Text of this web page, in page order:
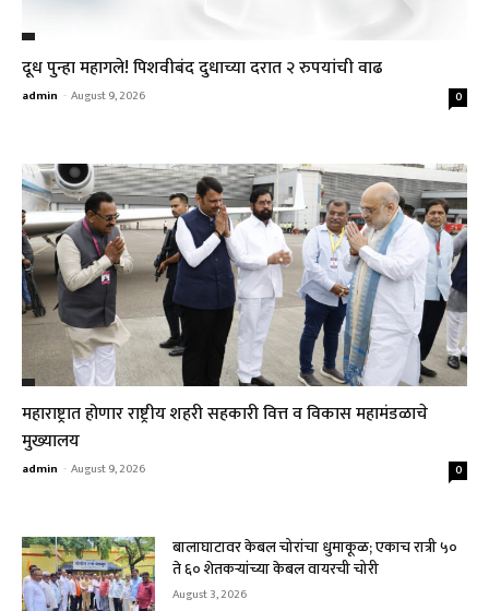
दूध पुन्हा महागले! पिशवीबंद दुधाच्या दरात २ रुपयांची वाढ
admin - August 9, 2026 0
महाराष्ट्रात होणार राष्ट्रीय शहरी सहकारी वित्त व विकास महामंडळाचे
मुख्यालय
admin - August 9, 2026 0
बालाघाटावर केबल चोरांचा धुमाकूळ; एकाच रात्री ५०
ते ६० शेतकऱ्यांच्या केबल वायरची चोरी
August 3, 2026